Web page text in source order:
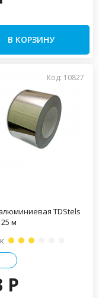
В КОРЗИНУ
Код: 10827
TDStels
м
P